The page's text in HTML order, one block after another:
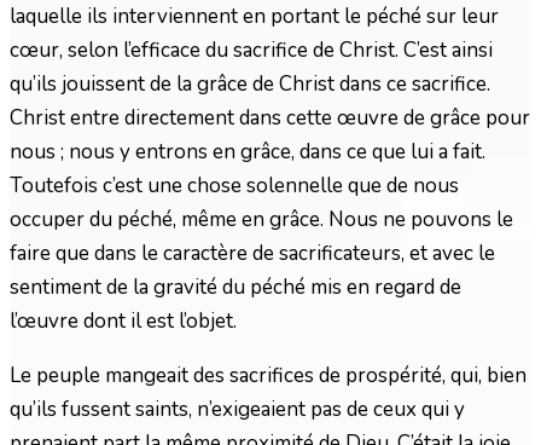
laquelle ils interviennent en portant le péché sur leur
cœur, selon l’efficace du sacrifice de Christ. C’est ainsi
qu’ils jouissent de la grâce de Christ dans ce sacrifice.
Christ entre directement dans cette œuvre de grâce pour
nous ; nous y entrons en grâce, dans ce que lui a fait.
Toutefois c’est une chose solennelle que de nous
occuper du péché, même en grâce. Nous ne pouvons le
faire que dans le caractère de sacrificateurs, et avec le
sentiment de la gravité du péché mis en regard de
l’œuvre dont il est l’objet.
Le peuple mangeait des sacrifices de prospérité, qui, bien
qu’ils fussent saints, n’exigeaient pas de ceux qui y